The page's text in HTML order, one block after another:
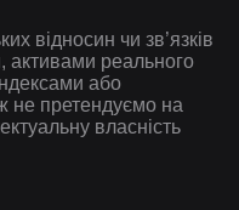
відносин чи зв’язків
активами реального
або
не претендуємо на
власність